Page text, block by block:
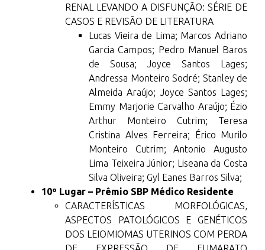
RENAL LEVANDO A DISFUNÇÃO: SÉRIE DE
CASOS E REVISÃO DE LITERATURA
Lucas Vieira de Lima; Marcos Adriano
Garcia Campos; Pedro Manuel Baros
de Sousa; Joyce Santos Lages;
Andressa Monteiro Sodré; Stanley de
Almeida Araújo; Joyce Santos Lages;
Emmy Marjorie Carvalho Araújo; Ézio
Arthur Monteiro Cutrim; Teresa
Cristina Alves Ferreira; Érico Murilo
Monteiro Cutrim; Antonio Augusto
Lima Teixeira Júnior; Liseana da Costa
Silva Oliveira; Gyl Eanes Barros Silva;
10º Lugar – Prêmio SBP Médico Residente
CARACTERÍSTICAS MORFOLÓGICAS,
ASPECTOS PATOLÓGICOS E GENÉTICOS
DOS LEIOMIOMAS UTERINOS COM PERDA